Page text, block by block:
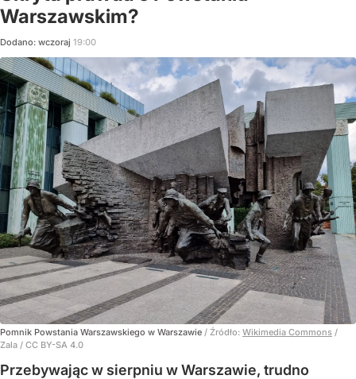
Warszawskim?
Dodano: wczoraj 19:00
Pomnik Powstania Warszawskiego w Warszawie / Źródło: Wikimedia Commons /
Zala / CC BY-SA 4.0
Przebywając w sierpniu w Warszawie, trudno